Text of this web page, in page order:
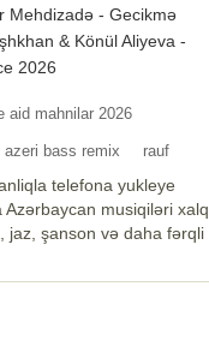
Mehdizadə - Gecikmə
& Könül Aliyeva -
2026
aid mahnilar 2026
azeri bass remix rauf
telefona yukleye
musiqiləri xalq
jaz, şanson və daha fərqli